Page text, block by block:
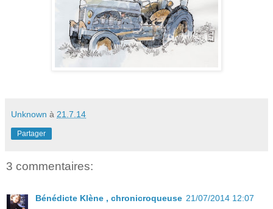
Unknown à 21.7.14
Partager
3 commentaires:
Bénédicte Klène , chronicroqueuse 21/07/2014 12:07